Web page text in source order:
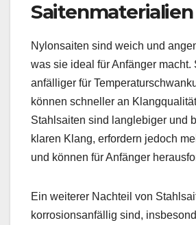
Saitenmaterialien
Nylonsaiten sind weich und
was sie ideal für Anfänger macht.
anfälliger für
können schneller an
Stahlsaiten sind langlebiger und
klaren Klang, erfordern jedoch
und können für Anfänger
Ein weiterer Nachteil von
korrosionsanfällig sind,